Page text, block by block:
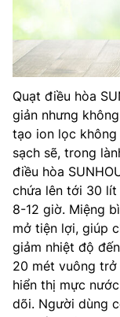
Quạt điều hòa
giản nhưng
tạo ion lọc
sạch sẽ, trong
điều hòa
chứa lên tới 30 lít
8-12 giờ. Miệng
mở tiện lợi, giúp
giảm nhiệt độ
20 mét vuông
hiển thị mực
dõi. Người dùng